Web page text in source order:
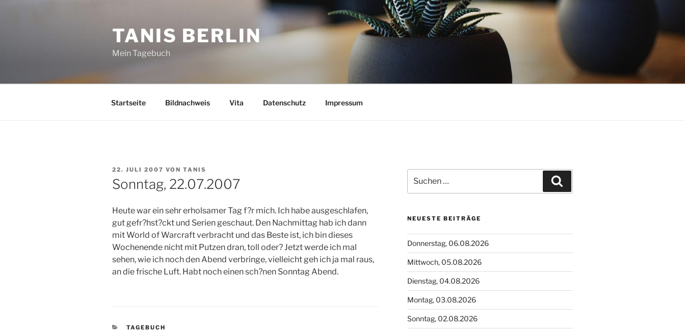
TANIS BERLIN
Mein Tagebuch
Startseite Bildnachweis Vita Datenschutz Impressum
VERÖFFENTLICHT
AM
22. JULI 2007 VON TANIS
Sonntag, 22.07.2007
Heute war ein sehr erholsamer Tag f?r mich. Ich habe ausgeschlafen,
gut gefr?hst?ckt und Serien geschaut. Den Nachmittag hab ich dann
mit World of Warcraft verbracht und das Beste ist, ich bin dieses
Wochenende nicht mit Putzen dran, toll oder? Jetzt werde ich mal
sehen, wie ich noch den Abend verbringe, vielleicht geh ich ja mal raus,
an die frische Luft. Habt noch einen sch?nen Sonntag Abend.
KATEGORIEN
TAGEBUCH
nach:
NEUESTE BEITRÄGE
Donnerstag, 06.08.2026
Mittwoch, 05.08.2026
Dienstag, 04.08.2026
Montag, 03.08.2026
Sonntag, 02.08.2026